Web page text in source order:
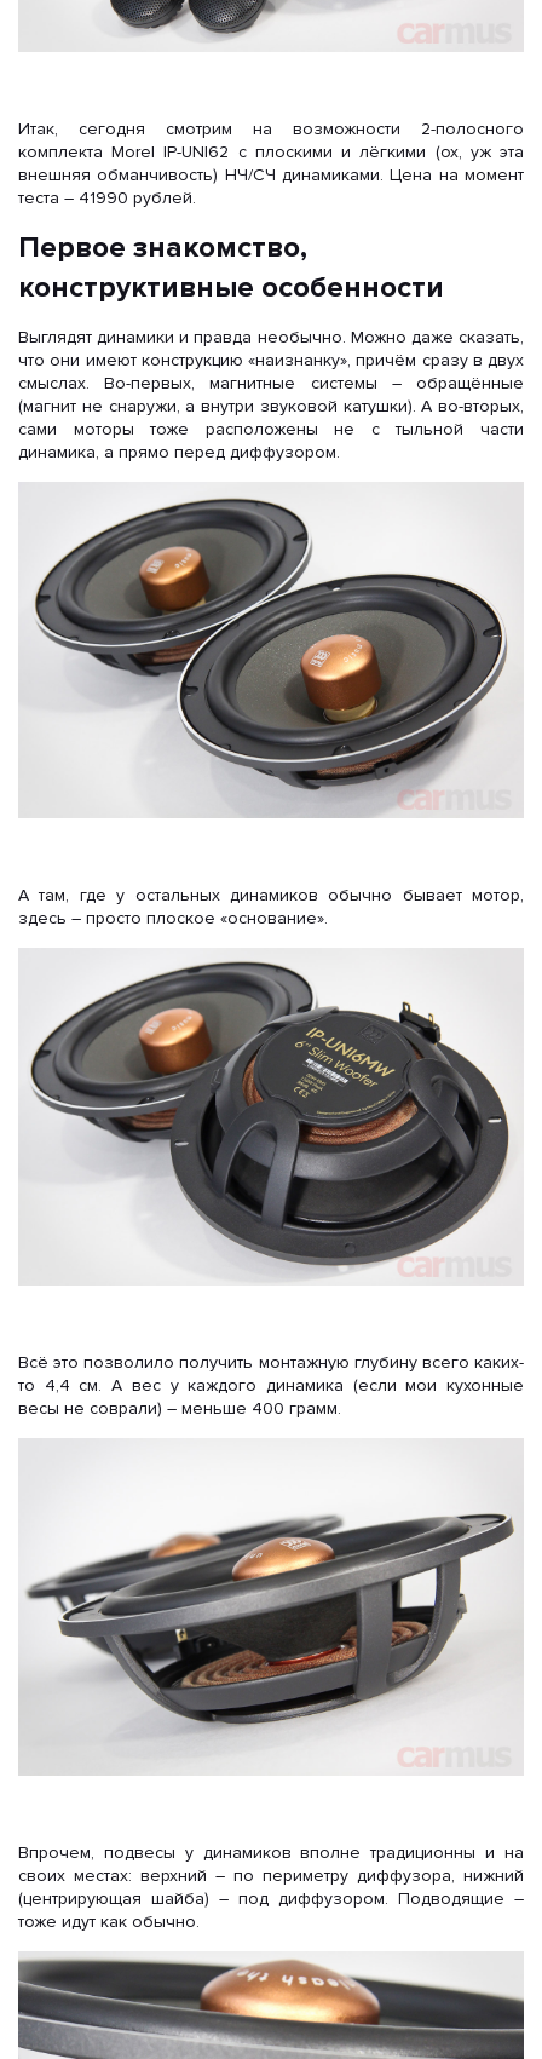
Итак, сегодня смотрим на возможности 2-полосного
комплекта Morel IP-UNI62 с плоскими и лёгкими (ох, уж эта
внешняя обманчивость) НЧ/СЧ динамиками. Цена на момент
теста – 41990 рублей.
Первое знакомство,
конструктивные особенности
Выглядят динамики и правда необычно. Можно даже сказать,
что они имеют конструкцию «наизнанку», причём сразу в двух
смыслах. Во-первых, магнитные системы – обращённые
(магнит не снаружи, а внутри звуковой катушки). А во-вторых,
сами моторы тоже расположены не с тыльной части
динамика, а прямо перед диффузором.
А там, где у остальных динамиков обычно бывает мотор,
здесь – просто плоское «основание».
Всё это позволило получить монтажную глубину всего каких-
то 4,4 см. А вес у каждого динамика (если мои кухонные
весы не соврали) – меньше 400 грамм.
Впрочем, подвесы у динамиков вполне традиционны и на
своих местах: верхний – по периметру диффузора, нижний
(центрирующая шайба) – под диффузором. Подводящие –
тоже идут как обычно.